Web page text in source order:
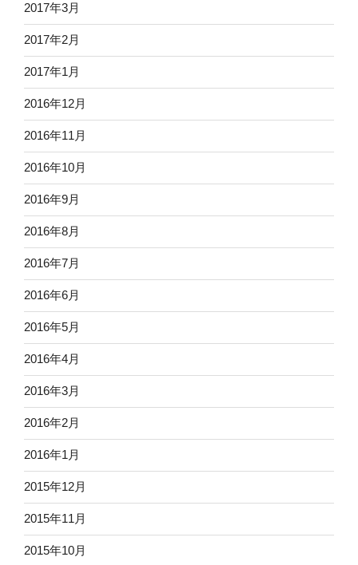
2017年3月
2017年2月
2017年1月
2016年12月
2016年11月
2016年10月
2016年9月
2016年8月
2016年7月
2016年6月
2016年5月
2016年4月
2016年3月
2016年2月
2016年1月
2015年12月
2015年11月
2015年10月